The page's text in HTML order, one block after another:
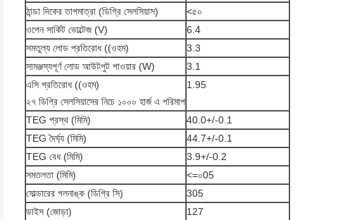
ঠান্ডা দিকের তাপমাত্রা (ডিগ্রি সেলসিয়াস)
<৫০
ওপেন সার্কিট ভোল্টেজ (V)
6.4
সমতুল্য লোড প্রতিরোধ ((ওহম)
3.3
সামঞ্জস্যপূর্ণ লোড আউটপুট পাওয়ার (W)
3.1
এসি প্রতিরোধ ((ওহম)
২৭ ডিগ্রি সেলসিয়াসের নিচে ১০০০ হার্জ এ পরিমাপ
1.95
TEG প্রস্থ (মিমি)
40.0+/-0.1
TEG দৈর্ঘ্য (মিমি)
44.7+/-0.1
TEG বেধ (মিমি)
3.9+/-0.2
সমতলতা (মিমি)
<=০05
সোল্ডারের গলনাঙ্ক (ডিগ্রি সি)
305
ডাইস (জোড়া)
127